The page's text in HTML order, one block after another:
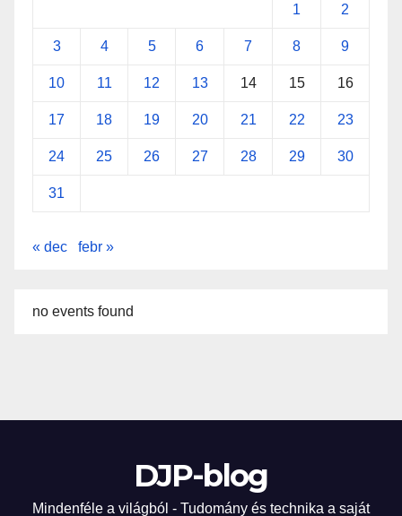
1 2
3 4 5 6 7 8 9
10 11 12 13 14 15 16
17 18 19 20 21 22 23
24 25 26 27 28 29 30
31
« dec febr »
no events found
DJP-blog
Mindenféle a világból - Tudomány és technika a saját